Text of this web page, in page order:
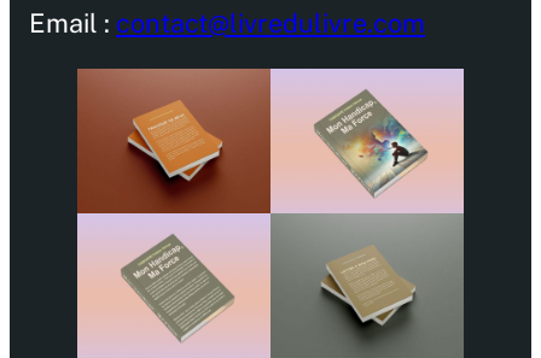
Email : contact@livredulivre.com